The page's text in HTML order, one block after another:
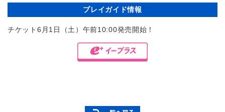
プレイガイド情報
チケット6月1日（土）午前10:00発売開始！